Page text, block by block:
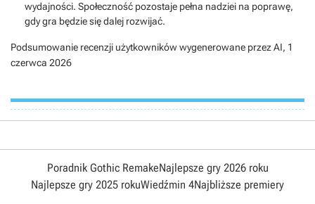
wydajności. Społeczność pozostaje pełna nadziei na poprawę,
gdy gra będzie się dalej rozwijać.
Podsumowanie recenzji użytkowników wygenerowane przez AI, 1
czerwca 2026
Poradnik Gothic RemakeNajlepsze gry 2026 roku
Najlepsze gry 2025 rokuWiedźmin 4Najbliższe premiery